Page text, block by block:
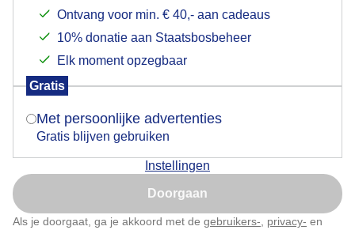
Ontvang voor min. € 40,- aan cadeaus
10% donatie aan Staatsbosbeheer
Elk moment opzegbaar
Gratis
Met persoonlijke advertenties
Gratis blijven gebruiken
Instellingen
Doorgaan
Als je doorgaat, ga je akkoord met de gebruikers- privacy- en
Door: Jolanda Pelkmans
Indien je hier nog geen akkoord op hebt gegeven,
verschijnt er zo een pop-up uit je browser waarin
Is goed, toon de popup
Nu niet, misschien later
Klik hierom dit aan te passen